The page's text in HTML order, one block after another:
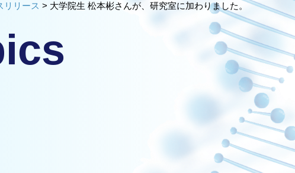
リリース > 大学院生 松本彬さんが、研究室に加わりました。